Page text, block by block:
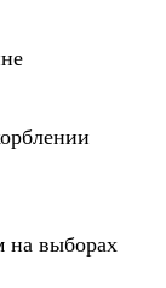
на выборах